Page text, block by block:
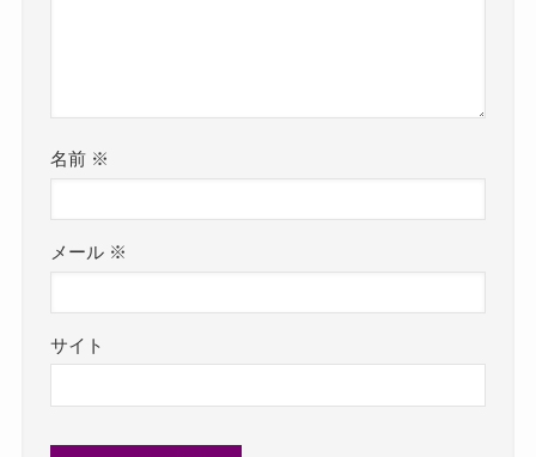
名前 ※
メール ※
サイト